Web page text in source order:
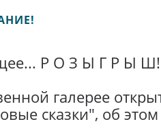
Р О З Ы Г Р Ы Ш!
галерее
сказки", об